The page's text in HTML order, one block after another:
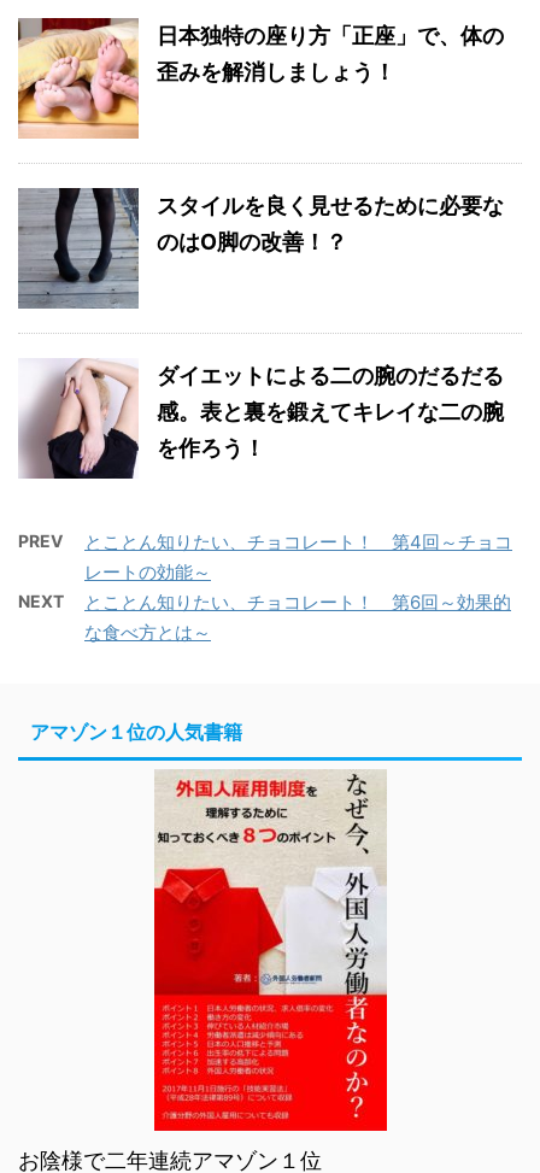
日本独特の座り方「正座」で、体の
歪みを解消しましょう！
スタイルを良く見せるために必要な
のはO脚の改善！？
ダイエットによる二の腕のだるだる
感。表と裏を鍛えてキレイな二の腕
を作ろう！
PREV
とことん知りたい、チョコレート！ 第4回～チョコ
レートの効能～
NEXT
とことん知りたい、チョコレート！ 第6回～効果的
な食べ方とは～
アマゾン１位の人気書籍
お陰様で二年連続アマゾン１位